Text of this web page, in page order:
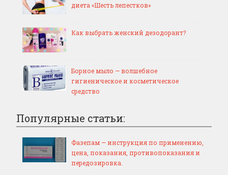
диета «Шесть лепестков»
Как выбрать женский дезодорант?
Борное мыло — волшебное
гигиеническое и косметическое
средство
Популярные статьи:
Фазепам — инструкция по применению,
цена, показания, противопоказания и
передозировка.